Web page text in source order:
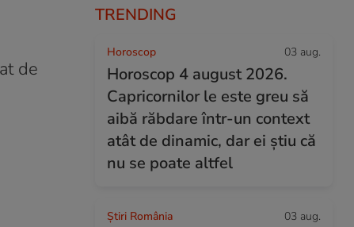
de
TRENDING
Horoscop 03 aug.
Horoscop 4 august 2026.
Capricornilor le este greu să
aibă răbdare într-un context
atât de dinamic, dar ei știu că
nu se poate altfel
Știri România 03 aug.